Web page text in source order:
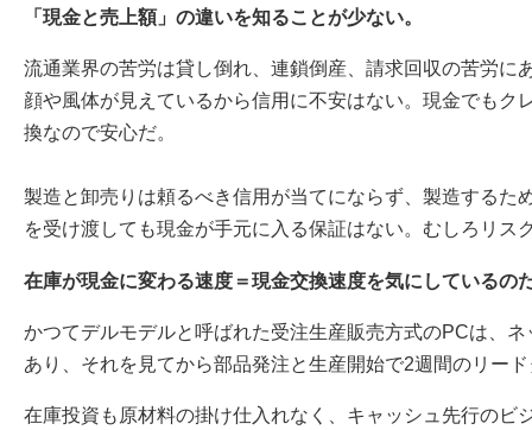
「現金と売上額」の違いを知ることが少ない。
流通業界の苦労は貸し倒れ、連鎖倒産、請求回収の苦労に
顔や風体が見えているから信用に不安はない。現金でもク
換なので安心だ。
製造と卸売りは頼るべき信用が当てにならず、製造するた
を受け渡しても現金が手元に入る保証はない。むしろリス
在庫が現金に変わる速度＝現金交換速度を気にしているの
かつてデルモデルと呼ばれた受注生産販売方式のPCは、
あり、それを見てから部品発注と生産開始で2週間のリー
在庫投資も原材料の掛け仕入れなく、キャッシュ先行のビ